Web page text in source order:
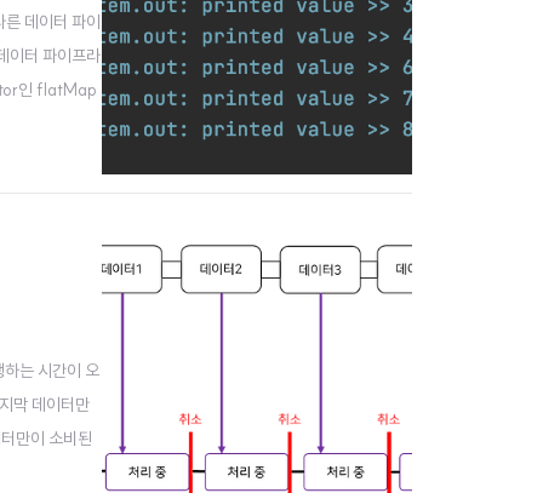
데이터 파이
이터 파이프라
인 flatMap
는 시간이 오
막 데이터만
만이 소비된